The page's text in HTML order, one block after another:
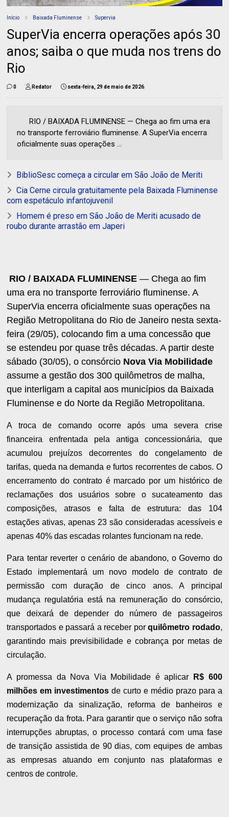
Início Baixada Fluminense Supervia
SuperVia encerra operações após 30
anos; saiba o que muda nos trens do
Rio
0 Redator sexta-feira, 29 de maio de 2026
RIO / BAIXADA FLUMINENSE — Chega ao fim uma era
no transporte ferroviário fluminense. A SuperVia encerra
oficialmente suas operações ...
BiblioSesc começa a circular em São João de Meriti
Cia Cerne circula gratuitamente pela Baixada Fluminense
com espetáculo infantojuvenil
Homem é preso em São João de Meriti acusado de
roubo durante arrastão em Japeri
RIO / BAIXADA FLUMINENSE — Chega ao fim
uma era no transporte ferroviário fluminense. A
SuperVia encerra oficialmente suas operações na
Região Metropolitana do Rio de Janeiro nesta sexta-
feira (29/05), colocando fim a uma concessão que
se estendeu por quase três décadas. A partir deste
sábado (30/05), o consórcio Nova Via Mobilidade
assume a gestão dos 300 quilômetros de malha,
que interligam a capital aos municípios da Baixada
Fluminense e do Norte da Região Metropolitana.
A troca de comando ocorre após uma severa crise
financeira enfrentada pela antiga concessionária, que
acumulou prejuízos decorrentes do congelamento de
tarifas, queda na demanda e furtos recorrentes de cabos. O
encerramento do contrato é marcado por um histórico de
reclamações dos usuários sobre o sucateamento das
composições, atrasos e falta de estrutura: das 104
estações ativas, apenas 23 são consideradas acessíveis e
apenas 40% das escadas rolantes funcionam na rede.
Para tentar reverter o cenário de abandono, o Governo do
Estado implementará um novo modelo de contrato de
permissão com duração de cinco anos. A principal
mudança regulatória está na remuneração do consórcio,
que deixará de depender do número de passageiros
transportados e passará a receber porquilômetro rodado,
garantindo mais previsibilidade e cobrança por metas de
circulação.
A promessa da Nova Via Mobilidade é aplicar
R$ 600
milhões em investimentos de curto e médio prazo para a
modernização da sinalização, reforma de banheiros e
recuperação da frota. Para garantir que o serviço não sofra
interrupções abruptas, o processo contará com uma fase
de transição assistida de 90 dias, com equipes de ambas
as empresas atuando em conjunto nas plataformas e
centros de controle.